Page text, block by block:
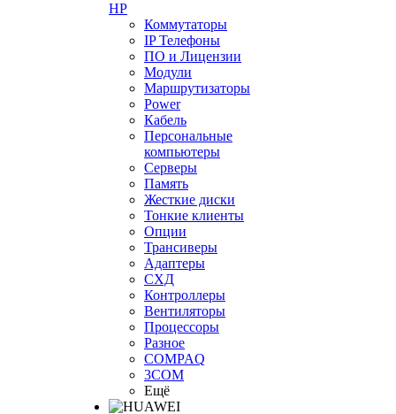
HP
Коммутаторы
IP Телефоны
ПО и Лицензии
Модули
Маршрутизаторы
Power
Кабель
Персональные
компьютеры
Серверы
Память
Жесткие диски
Тонкие клиенты
Опции
Трансиверы
Адаптеры
СХД
Контроллеры
Вентиляторы
Процессоры
Разное
COMPAQ
3COM
Ещё